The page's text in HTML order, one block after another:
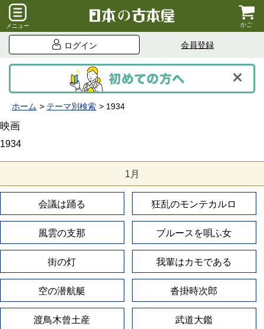
メニュー かご
ログイン 会員登録
ホーム テーマ別検索 1934
映画
1934
1月
会議は踊る 狂乱のモンテカルロ
風雲の支那 ブルースを唄ふ女
街の灯 我輩はカモである
空の潜航艇 沓掛時次郎
渡鳥木曾土産 武道大鑑